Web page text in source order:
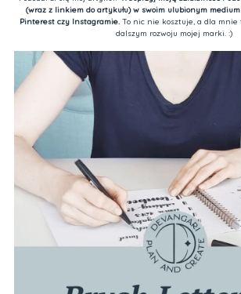
(wraz z linkiem do artykułu) w swoim ulubionym medium
Pinterest czy Instagramie.To nic nie kosztuje, a dla mnie
dalszym rozwoju mojej marki. :)